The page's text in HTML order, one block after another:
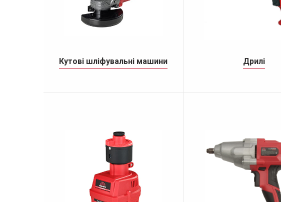
Кутові шліфувальні машини Дрилі
Дрилі ударні
ДЕТАЛЬНІШЕ